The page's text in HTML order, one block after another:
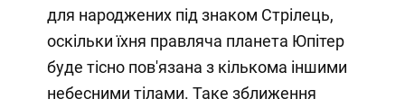
для народжених під знаком Стрілець,
оскільки їхня правляча планета Юпітер
буде тісно пов'язана з кількома іншими
небесними тілами. Таке зближення